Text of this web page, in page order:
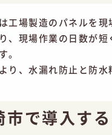
工場製造のパネルを現
、現場作業の日数が
。
り、水漏れ防止と防水
市で導入す